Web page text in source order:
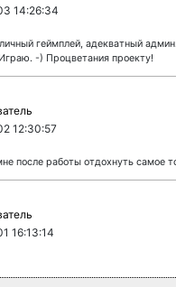
14:26:34
геймплей, адекватный
-) Процветания проекту!
12:30:57
после работы отдохнуть самое
16:13:14